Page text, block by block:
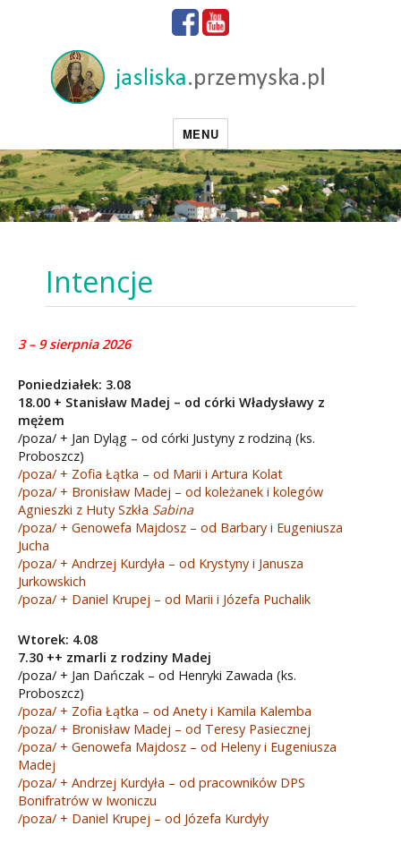
MENU
Intencje
3 – 9 sierpnia 2026
Poniedziałek: 3.08
18.00 + Stanisław Madej – od córki Władysławy z
mężem
/poza/ + Jan Dyląg – od córki Justyny z rodziną (ks.
Proboszcz)
/poza/ + Zofia Łątka – od Marii i Artura Kolat
/poza/ + Bronisław Madej – od koleżanek i kolegów
Agnieszki z Huty Szkła Sabina
/poza/ + Genowefa Majdosz – od Barbary i Eugeniusza
Jucha
/poza/ + Andrzej Kurdyła – od Krystyny i Janusza
Jurkowskich
/poza/ + Daniel Krupej – od Marii i Józefa Puchalik
Wtorek: 4.08
7.30 ++ zmarli z rodziny Madej
/poza/ + Jan Dańczak – od Henryki Zawada (ks.
Proboszcz)
/poza/ + Zofia Łątka – od Anety i Kamila Kalemba
/poza/ + Bronisław Madej – od Teresy Pasiecznej
/poza/ + Genowefa Majdosz – od Heleny i Eugeniusza
Madej
/poza/ + Andrzej Kurdyła – od pracowników DPS
Bonifratrów w Iwoniczu
/poza/ + Daniel Krupej – od Józefa Kurdyły